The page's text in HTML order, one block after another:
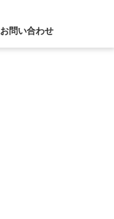
お問い合わせ